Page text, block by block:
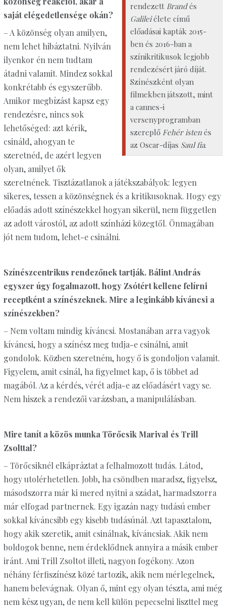
rendezett Brandés
Galileiélete című
előadásai kapták 2015-
ben és 2016-ban a
színikritikusok legjobb
rendezésért járó díját.
Színészként olyan
filmekben játszott, mint
a cannes-i
versenyprogramban
szereplő Fehér istenés
az Oscar-díjas Saul fia.
saját elégedetlensége okán?
– A közönség olyan amilyen,
nem lehet hibáztatni. Nyilván
ilyenkor én nem tudtam
átadni valamit. Mindez sokkal
konkrétabb és egyszerűbb.
Amikor megbízást kapsz egy
rendezésre, nincs sok
lehetőséged: azt kérik,
csináld, ahogyan te
szeretnéd, de azért legyen
olyan, amilyet ők
szeretnének. Tisztázatlanok a játékszabályok: legyen
sikeres, tessen a közönségnek és a kritikusoknak. Hogy egy
előadás adott színészekkel hogyan sikerül, nem független
az adott várostól, az adott színházi közegtől. Önmagában
jót nem tudom, lehet-e csinálni.
Színészcentrikus rendezőnek tartják. Bálint András
egyszer úgy fogalmazott, hogy Zsótért kellene felírni
receptként a színészeknek. Mire a leginkább kíváncsi a
színészekben?
– Nem voltam mindig kíváncsi. Mostanában arra vagyok
kíváncsi, hogy a színész meg tudja-e csinálni, amit
gondolok. Közben szeretném, hogy ő is gondoljon valamit.
Figyelem, amit csinál, ha figyelmet kap, ő is többet ad
magából. Az a kérdés, vérét adja-e az előadásért vagy se.
Nem hiszek a rendezői varázsban, a manipulálásban.
Mire tanít a közös munka Törőcsik Marival és Trill
Zsolttal?
– Törőcsiknél elkápráztat a felhalmozott tudás. Látod,
hogy utolérhetetlen. Jobb, ha csöndben maradsz, figyelsz,
másodszorra már ki mered nyitni a szádat, harmadszorra
már elfogad partnernek. Egy igazán nagy tudású ember
sokkal kíváncsibb egy kisebb tudásúnál. Azt tapasztalom,
hogy akik szeretik, amit csinálnak, kíváncsiak. Akik nem
boldogok benne, nem érdeklődnek annyira a másik ember
iránt. Ami Trill Zsoltot illeti, nagyon fogékony. Azon
néhány férfiszínész közé tartozik, akik nem mérlegelnek,
hanem belevágnak. Olyan ő, mint egy olyan tészta, ami még
nem kész ugyan, de nem kell külön pepecselni liszttel meg